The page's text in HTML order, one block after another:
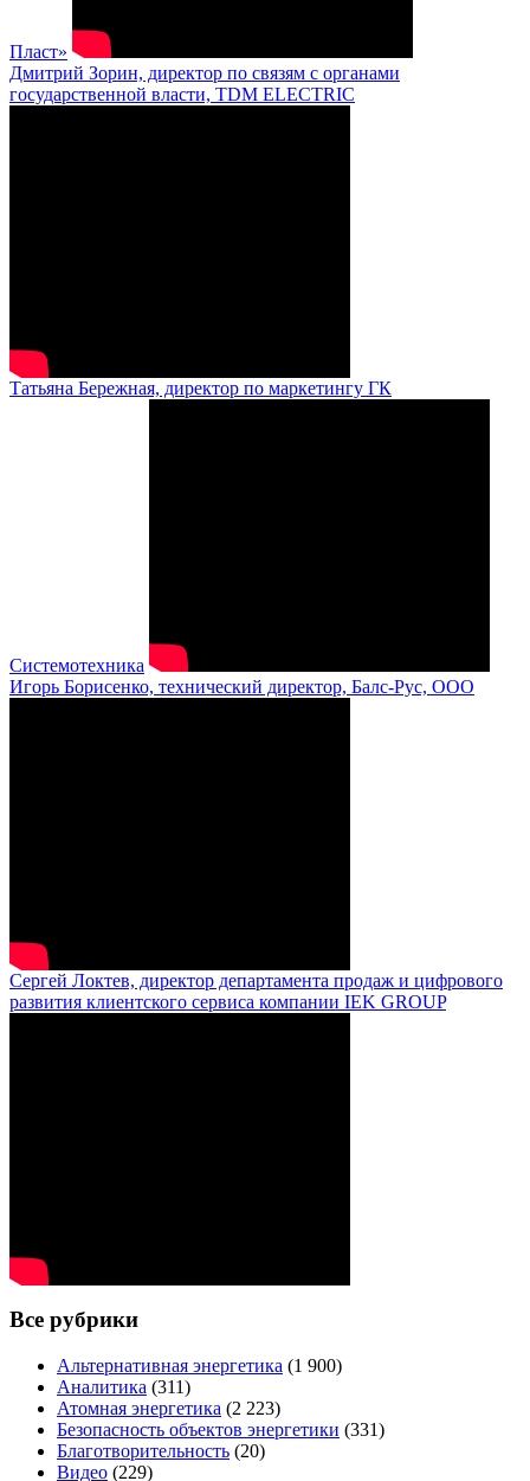
Пласт»
Дмитрий Зорин, директор по связям с органами
государственной власти, TDM ELECTRIC
Татьяна Бережная, директор по маркетингу ГК
Системотехника
Игорь Борисенко, технический директор, Балс-Рус, ООО
Сергей Локтев, директор департамента продаж и цифрового
развития клиентского сервиса компании IEK GROUP
Все рубрики
Альтернативная энергетика (1 900)
Аналитика (311)
Атомная энергетика (2 223)
Безопасность объектов энергетики (331)
Благотворительность (20)
Видео (229)